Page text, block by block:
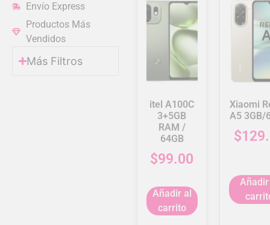
Envío Express
Productos Más
Vendidos
Más Filtros
itel A100C
3+5GB
RAM /
64GB
$99.00
Añadir al
carrito
Xiaomi
A5 3GB/
$